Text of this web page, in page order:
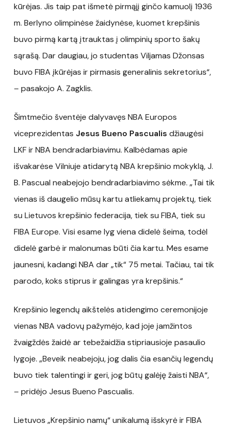
kūrėjas. Jis taip pat išmetė pirmąjį ginčo kamuolį 1936
m. Berlyno olimpinėse žaidynėse, kuomet krepšinis
buvo pirmą kartą įtrauktas į olimpinių sporto šakų
sąrašą. Dar daugiau, jo studentas Viljamas Džonsas
buvo FIBA įkūrėjas ir pirmasis generalinis sekretorius“,
– pasakojo A. Zagklis.
Šimtmečio šventėje dalyvavęs NBA Europos
viceprezidentas Jesus Bueno Pascualis džiaugėsi
LKF ir NBA bendradarbiavimu. Kalbėdamas apie
išvakarėse Vilniuje atidarytą NBA krepšinio mokyklą, J.
B. Pascual neabejojo bendradarbiavimo sėkme. „Tai tik
vienas iš daugelio mūsų kartu atliekamų projektų, tiek
su Lietuvos krepšinio federacija, tiek su FIBA, tiek su
FIBA Europe. Visi esame lyg viena didelė šeima, todėl
didelė garbė ir malonumas būti čia kartu. Mes esame
jaunesni, kadangi NBA dar „tik“ 75 metai. Tačiau, tai tik
parodo, koks stiprus ir galingas yra krepšinis.“
Krepšinio legendų aikštelės atidengimo ceremonijoje
vienas NBA vadovų pažymėjo, kad joje įamžintos
žvaigždės žaidė ar tebežaidžia stipriausioje pasaulio
lygoje. „Beveik neabejoju, jog dalis čia esančių legendų
buvo tiek talentingi ir geri, jog būtų galėję žaisti NBA“,
– pridėjo Jesus Bueno Pascualis.
Lietuvos „Krepšinio namų“ unikalumą išskyrė ir FIBA